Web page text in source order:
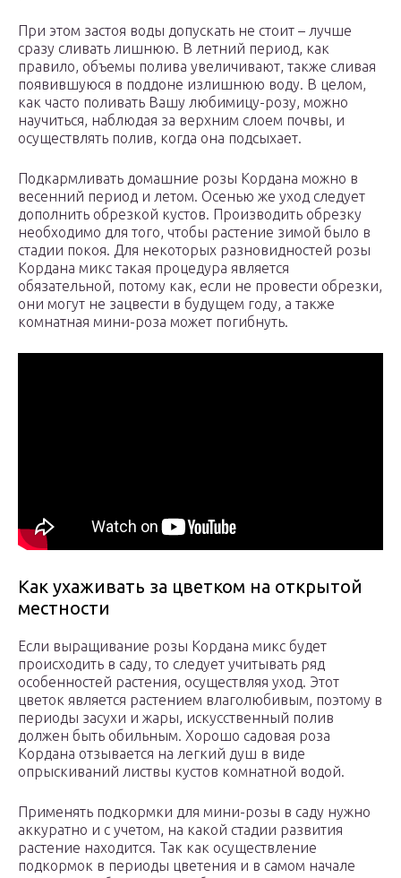
При этом застоя воды допускать не стоит – лучше
сразу сливать лишнюю. В летний период, как
правило, объемы полива увеличивают, также сливая
появившуюся в поддоне излишнюю воду. В целом,
как часто поливать Вашу любимицу-розу, можно
научиться, наблюдая за верхним слоем почвы, и
осуществлять полив, когда она подсыхает.
Подкармливать домашние розы Кордана можно в
весенний период и летом. Осенью же уход следует
дополнить обрезкой кустов. Производить обрезку
необходимо для того, чтобы растение зимой было в
стадии покоя. Для некоторых разновидностей розы
Кордана микс такая процедура является
обязательной, потому как, если не провести обрезки,
они могут не зацвести в будущем году, а также
комнатная мини-роза может погибнуть.
Как ухаживать за цветком на открытой
местности
Если выращивание розы Кордана микс будет
происходить в саду, то следует учитывать ряд
особенностей растения, осуществляя уход. Этот
цветок является растением влаголюбивым, поэтому в
периоды засухи и жары, искусственный полив
должен быть обильным. Хорошо садовая роза
Кордана отзывается на легкий душ в виде
опрыскиваний листвы кустов комнатной водой.
Применять подкормки для мини-розы в саду нужно
аккуратно и с учетом, на какой стадии развития
растение находится. Так как осуществление
подкормок в периоды цветения и в самом начале